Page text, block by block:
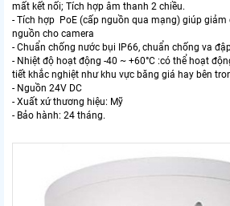
mất kết nối; Tích hợp âm thanh 2 chiều.
- Tích hợp PoE (cấp nguồn qua mạng) giúp giảm
nguồn cho camera
- Chuẩn chống nước bụi IP66, chuẩn chống va
- Nhiệt độ hoạt động -40 ~ +60°C :có thể hoạt
tiết khắc nghiệt như khu vực băng giá hay bên
- Nguồn 24V DC
- Xuất xứ thương hiệu: Mỹ
- Bảo hành: 24 tháng.